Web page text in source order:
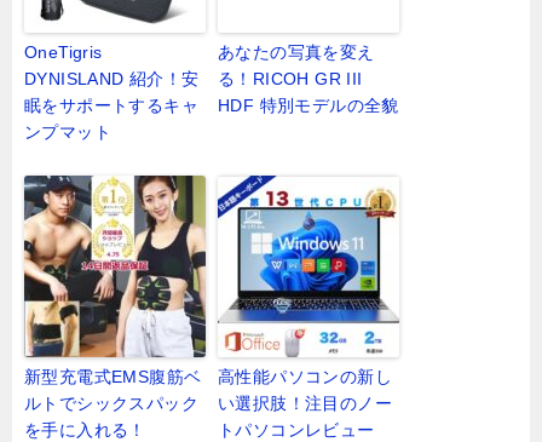
OneTigris
DYNISLAND 紹介！安
眠をサポートするキャ
ンプマット
あなたの写真を変え
る！RICOH GR III
HDF 特別モデルの全貌
新型充電式EMS腹筋ベ
ルトでシックスパック
を手に入れる！
高性能パソコンの新し
い選択肢！注目のノー
トパソコンレビュー